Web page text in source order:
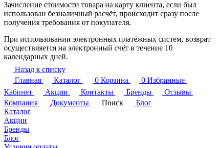
Зачисление стоимости товара на карту клиента, если был
использован безналичный расчёт, происходит сразу после
получения требования от покупателя.
При использовании электронных платёжных систем, возврат
осуществляется на электронный счёт в течение 10
календарных дней.
Назад к списку
Главная
Каталог 0 Корзина 0 Избранные
Кабинет
Акции Контакты Бренды
Отзывы
Компания
Документы Поиск
Блог
Каталог
Акции
Бренды
Блог